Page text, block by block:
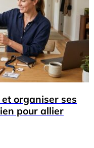
organiser ses
pour allier